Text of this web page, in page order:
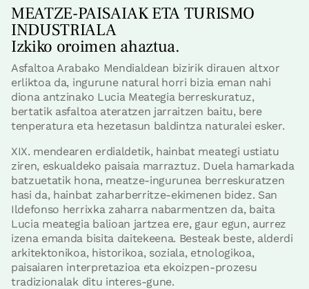
MEATZE-PAISAIAK ETA TURISMO
INDUSTRIALA
Izkiko oroimen ahaztua.
Asfaltoa Arabako Mendialdean bizirik dirauen altxor
erliktoa da, ingurune natural horri bizia eman nahi
diona antzinako Lucia Meategia berreskuratuz,
bertatik asfaltoa ateratzen jarraitzen baitu, bere
tenperatura eta hezetasun baldintza naturalei esker.
XIX. mendearen erdialdetik, hainbat meategi ustiatu
ziren, eskualdeko paisaia marraztuz. Duela hamarkada
batzuetatik hona, meatze-ingurunea berreskuratzen
hasi da, hainbat zaharberritze-ekimenen bidez. San
Ildefonso herrixka zaharra nabarmentzen da, baita
Lucia meategia balioan jartzea ere, gaur egun, aurrez
izena emanda bisita daitekeena. Besteak beste, alderdi
arkitektonikoa, historikoa, soziala, etnologikoa,
paisaiaren interpretazioa eta ekoizpen-prozesu
tradizionalak ditu interes-gune.